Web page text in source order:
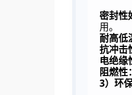
密封性
用。
耐高低
抗冲击
电绝缘
阻燃性：
3）环